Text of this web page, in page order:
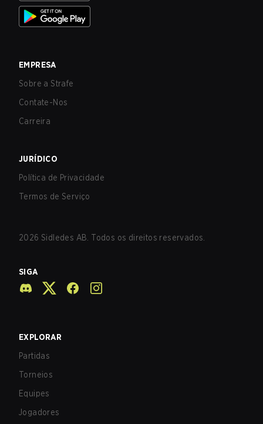
EMPRESA
Sobre a Strafe
Contate-Nos
Carreira
JURÍDICO
Política de Privacidade
Termos de Serviço
2026 Sidledes AB. Todos os direitos reservados.
SIGA
EXPLORAR
Partidas
Torneios
Equipes
Jogadores